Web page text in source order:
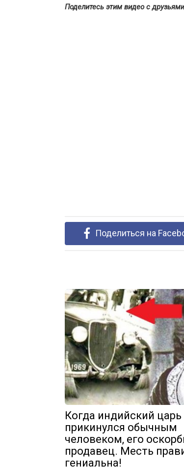
Поделитесь этим видео с
Поделиться на
Когда индийский царь
прикинулся обычным
человеком, его
продавец. Месть
гениальна!